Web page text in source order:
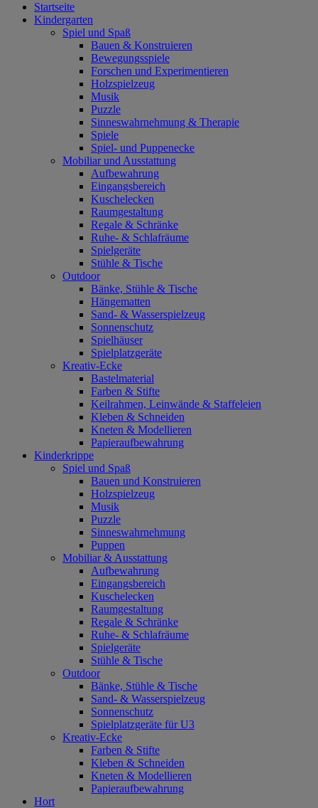
Startseite
Kindergarten
Spiel und Spaß
Bauen & Konstruieren
Bewegungsspiele
Forschen und Experimentieren
Holzspielzeug
Musik
Puzzle
Sinneswahrnehmung & Therapie
Spiele
Spiel- und Puppenecke
Mobiliar und Ausstattung
Aufbewahrung
Eingangsbereich
Kuschelecken
Raumgestaltung
Regale & Schränke
Ruhe- & Schlafräume
Spielgeräte
Stühle & Tische
Outdoor
Bänke, Stühle & Tische
Hängematten
Sand- & Wasserspielzeug
Sonnenschutz
Spielhäuser
Spielplatzgeräte
Kreativ-Ecke
Bastelmaterial
Farben & Stifte
Keilrahmen, Leinwände & Staffeleien
Kleben & Schneiden
Kneten & Modellieren
Papieraufbewahrung
Kinderkrippe
Spiel und Spaß
Bauen und Konstruieren
Holzspielzeug
Musik
Puzzle
Sinneswahrnehmung
Puppen
Mobiliar & Ausstattung
Aufbewahrung
Eingangsbereich
Kuschelecken
Raumgestaltung
Regale & Schränke
Ruhe- & Schlafräume
Spielgeräte
Stühle & Tische
Outdoor
Bänke, Stühle & Tische
Sand- & Wasserspielzeug
Sonnenschutz
Spielplatzgeräte für U3
Kreativ-Ecke
Farben & Stifte
Kleben & Schneiden
Kneten & Modellieren
Papieraufbewahrung
Hort